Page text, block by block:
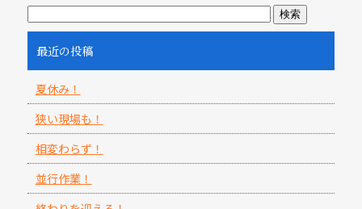
最近の投稿
夏休み！
狭い現場も！
相変わらず！
並行作業！